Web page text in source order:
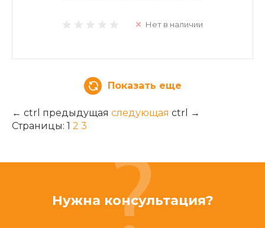
Нет в наличии
Показать еще
← ctrl предыдущая следующая ctrl
→
Страницы: 1 2 3
Нужна консультация?